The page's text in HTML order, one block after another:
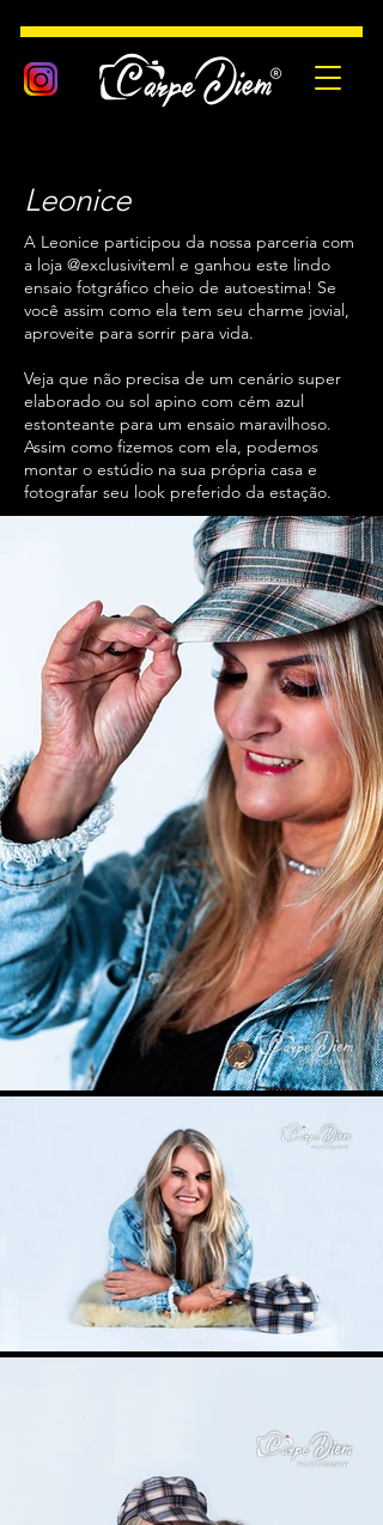
Leonice
A Leonice participou da nossa parceria com
a loja @exclusiviteml e ganhou este lindo
ensaio fotgráfico cheio de autoestima! Se
você assim como ela tem seu charme jovial,
aproveite para sorrir para vida.
Veja que não precisa de um cenário super
elaborado ou sol apino com cém azul
estonteante para um ensaio maravilhoso.
Assim como fizemos com ela, podemos
montar o estúdio na sua própria casa e
fotografar seu look preferido da estação.